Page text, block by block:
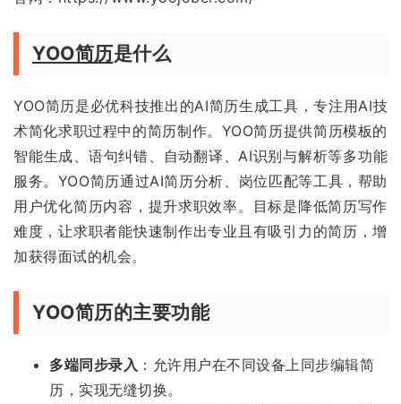
YOO简历是什么
YOO简历是必优科技推出的AI简历生成工具，专注用AI技
术简化求职过程中的简历制作。YOO简历提供简历模板的
智能生成、语句纠错、自动翻译、AI识别与解析等多功能
服务。YOO简历通过AI简历分析、岗位匹配等工具，帮助
用户优化简历内容，提升求职效率。目标是降低简历写作
难度，让求职者能快速制作出专业且有吸引力的简历，增
加获得面试的机会。
YOO简历的主要功能
多端同步录入 ：允许用户在不同设备上同步编辑简
历，实现无缝切换。